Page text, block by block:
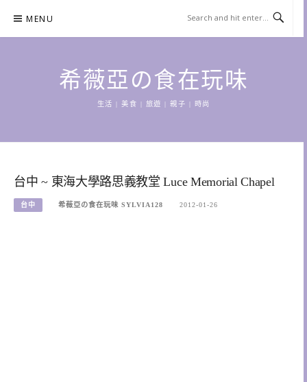
content
MENU
希薇亞の食在玩味
生活 | 美食 | 旅遊 | 親子 | 時尚
台中 ~ 東海大學路思義教堂 Luce Memorial Chapel
台中 希薇亞の食在玩味 SYLVIA128 2012-01-26